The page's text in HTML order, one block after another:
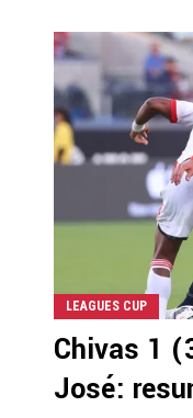
LEAGUES CUP
Chivas 1
José: